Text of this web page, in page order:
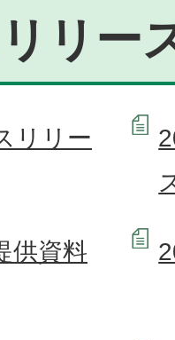
リー
リリー
供資料